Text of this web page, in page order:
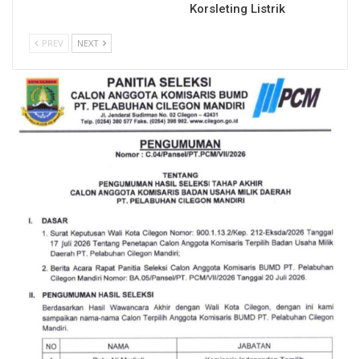
Korsleting Listrik
PREV NEXT